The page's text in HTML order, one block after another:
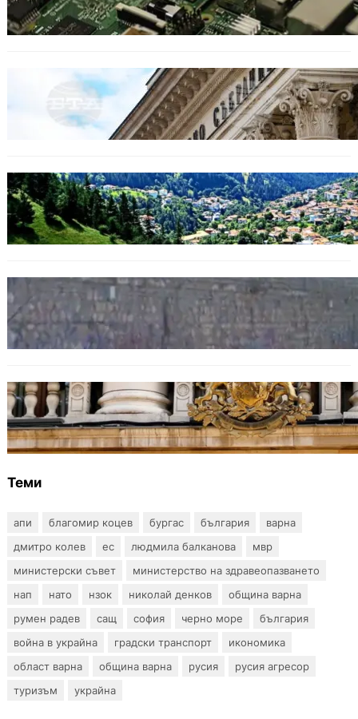
от 2300 евро.
БЕЗ КАТЕГОРИЯ
Дрон се взриви край Кардам: България
търси отговори за произхода му.
БЪЛГАРИЯ
Полицията алармира за нова схема с
фалшиви лечители и „вълшебни“ мехлеми
БЪЛГАРИЯ
Ограничават движението по улица
„Вълноломна“ във Варна
БЪЛГАРИЯ
Дрон навлезе в България край границата с
Румъния
Теми
апи благомир коцев бургас българия
варна
дмитро колев
ес людмила балканова
мвр
министерски съвет
министерство на здравеопазването
нап
нато нзок николай денков
община варна
румен радев
сащ софия черно море
българия
война в украйна
градски транспорт
икономика
област варна
община варна русия
русия агресор
туризъм
украйна